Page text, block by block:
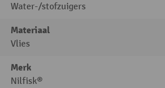
Water-/stofzuigers
Materiaal
Vlies
Merk
Nilfisk®